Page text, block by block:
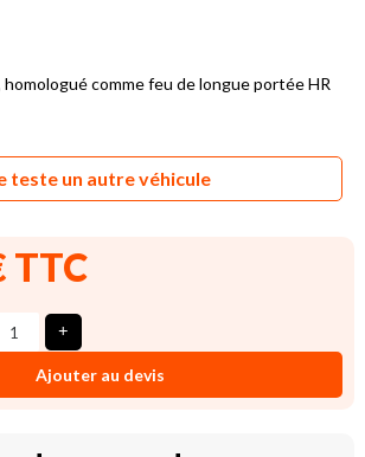
homologué comme feu de longue portée HR
teste un autre véhicule
TTC
Ajouter au devis